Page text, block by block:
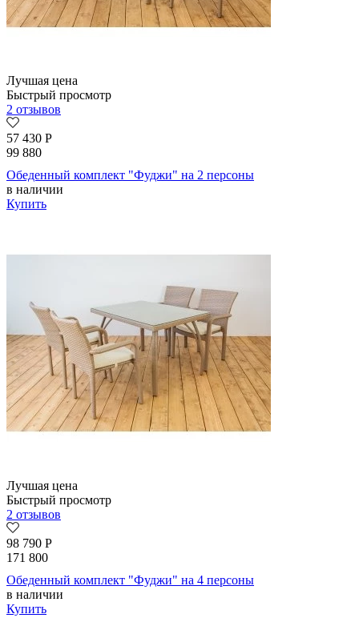
Лучшая цена
Быстрый просмотр
2 отзывов
57 430 Р
99 880
Обеденный комплект "Фуджи" на 2 персоны
в наличии
Купить
Лучшая цена
Быстрый просмотр
2 отзывов
98 790 Р
171 800
Обеденный комплект "Фуджи" на 4 персоны
в наличии
Купить